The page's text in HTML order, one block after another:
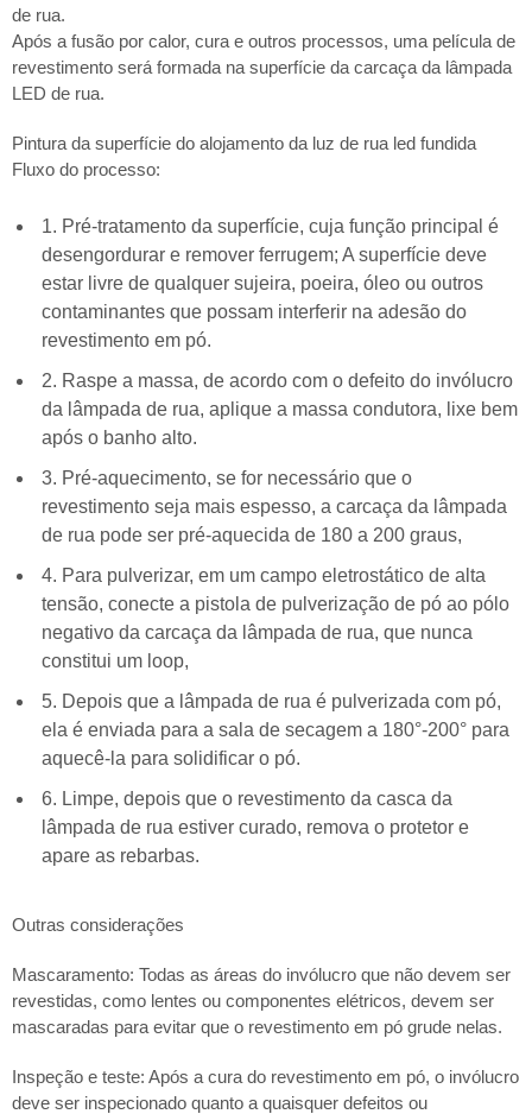
de rua.
Após a fusão por calor, cura e outros processos, uma película de
revestimento será formada na superfície da carcaça da lâmpada
LED de rua.
Pintura da superfície do alojamento da luz de rua led fundida
Fluxo do processo:
1. Pré-tratamento da superfície, cuja função principal é
desengordurar e remover ferrugem; A superfície deve
estar livre de qualquer sujeira, poeira, óleo ou outros
contaminantes que possam interferir na adesão do
revestimento em pó.
2. Raspe a massa, de acordo com o defeito do invólucro
da lâmpada de rua, aplique a massa condutora, lixe bem
após o banho alto.
3. Pré-aquecimento, se for necessário que o
revestimento seja mais espesso, a carcaça da lâmpada
de rua pode ser pré-aquecida de 180 a 200 graus,
4. Para pulverizar, em um campo eletrostático de alta
tensão, conecte a pistola de pulverização de pó ao pólo
negativo da carcaça da lâmpada de rua, que nunca
constitui um loop,
5. Depois que a lâmpada de rua é pulverizada com pó,
ela é enviada para a sala de secagem a 180°-200° para
aquecê-la para solidificar o pó.
6. Limpe, depois que o revestimento da casca da
lâmpada de rua estiver curado, remova o protetor e
apare as rebarbas.
Outras considerações
Mascaramento: Todas as áreas do invólucro que não devem ser
revestidas, como lentes ou componentes elétricos, devem ser
mascaradas para evitar que o revestimento em pó grude nelas.
Inspeção e teste: Após a cura do revestimento em pó, o invólucro
deve ser inspecionado quanto a quaisquer defeitos ou